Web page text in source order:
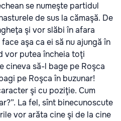
se numeşte partidul
de sus la cămaşă. De
şi vor slăbi în afara
aşa ca ei să nu ajungă în
vor putea încheia toţi
cineva să-l bage pe Roşca
pe Roşca în buzunar!
şi cu poziţie. Cum
La fel, sînt binecunoscute
vor arăta cine şi de la cine